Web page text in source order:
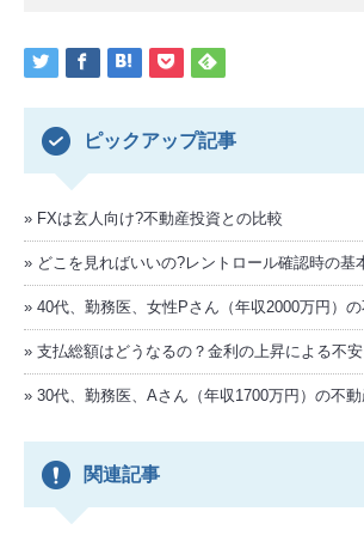
ピックアップ記事
FXは玄人向け?不動産投資との比較
どこを見ればいいの?レントロール確認時の基
40代、勤務医、女性Pさん（年収2000万円）
支払総額はどうなるの？金利の上昇による不
30代、勤務医、Aさん（年収1700万円）の不動
関連記事